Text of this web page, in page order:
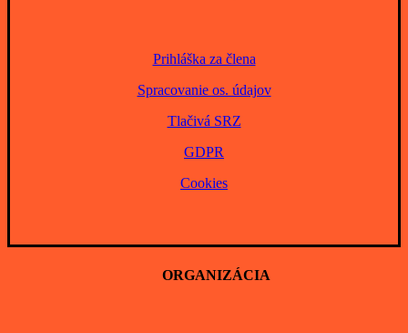
Prihláška za člena
Spracovanie os. údajov
Tlačivá SRZ
GDPR
Cookies
ORGANIZÁCIA